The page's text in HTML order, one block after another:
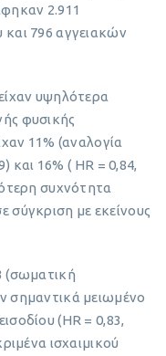
2.911
και 796 αγγειακών
υψηλότερα
φυσικής
11% (αναλογία
και 16% ( HR = 0,84,
συχνότητα
σύγκριση με εκείνους
(σωματική
σημαντικά μειωμένο
(HR = 0,83,
ισχαιμικού